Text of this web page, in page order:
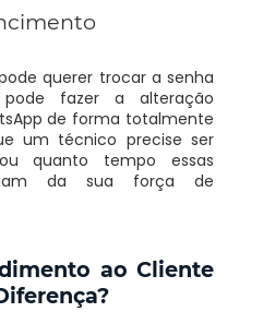
querer trocar a senha
fazer a alteração
de forma totalmente
um técnico precise ser
quanto tempo essas
da sua força de
ao Cliente